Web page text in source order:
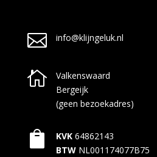
 info@klijngeluk.nl

Valkenswaard
Bergeijk
(geen bezoekadres)
 KVK 64862143
BTW NL001174077B75